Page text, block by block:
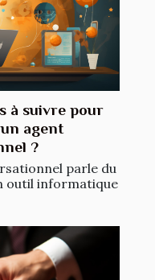
à suivre pour
agent
?
parle du
outil informatique